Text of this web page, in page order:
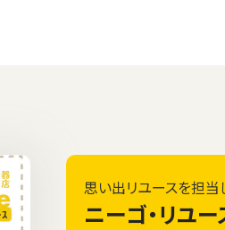
思い出リユースを担当
ニーゴ・リユ